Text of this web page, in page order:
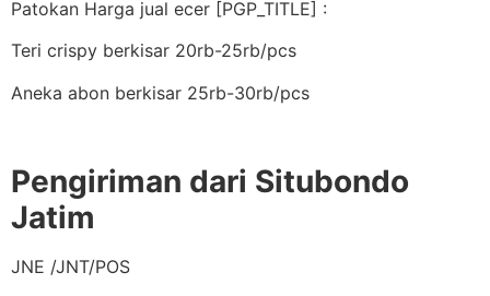
Patokan Harga jual ecer [PGP_TITLE] :
Teri crispy berkisar 20rb-25rb/pcs
Aneka abon berkisar 25rb-30rb/pcs
Pengiriman dari Situbondo
Jatim
JNE /JNT/POS